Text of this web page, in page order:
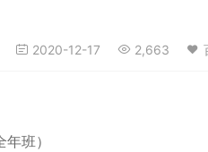
2020-12-17 2,663